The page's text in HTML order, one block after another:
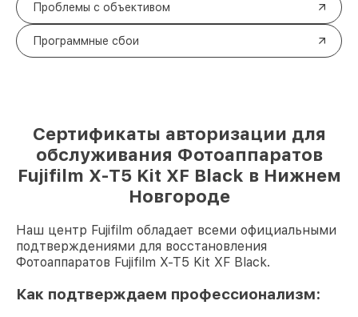
Проблемы с объективом
Программные сбои
Сертификаты авторизации для
обслуживания Фотоаппаратов
Fujifilm X-T5 Kit XF Black в Нижнем
Новгороде
Наш центр Fujifilm обладает всеми официальными
подтверждениями для восстановления
Фотоаппаратов Fujifilm X-T5 Kit XF Black.
Как подтверждаем профессионализм: